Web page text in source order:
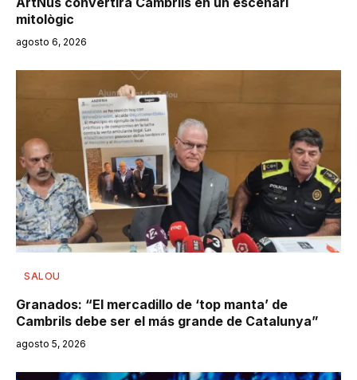
mitològic
agosto 6, 2026
SALOU
Granados: “El mercadillo de ‘top manta’ de
Cambrils debe ser el más grande de Catalunya”
agosto 5, 2026